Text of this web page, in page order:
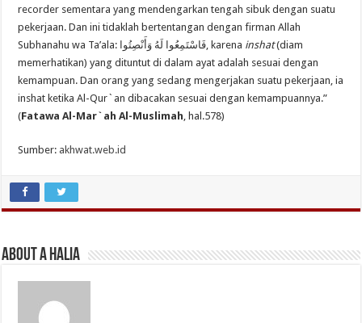
recorder sementara yang mendengarkan tengah sibuk dengan suatu
pekerjaan. Dan ini tidaklah bertentangan dengan firman Allah
Subhanahu wa Ta’ala: فَاسْتَمِعُوا لَهُ وَأَنْصِتُوا, karena inshat(diam
memerhatikan) yang dituntut di dalam ayat adalah sesuai dengan
kemampuan. Dan orang yang sedang mengerjakan suatu pekerjaan, ia
inshat ketika Al-Qur`an dibacakan sesuai dengan kemampuannya.”
(Fatawa Al-Mar`ah Al-Muslimah , hal.578)
Sumber: akhwat.web.id
About A Halia